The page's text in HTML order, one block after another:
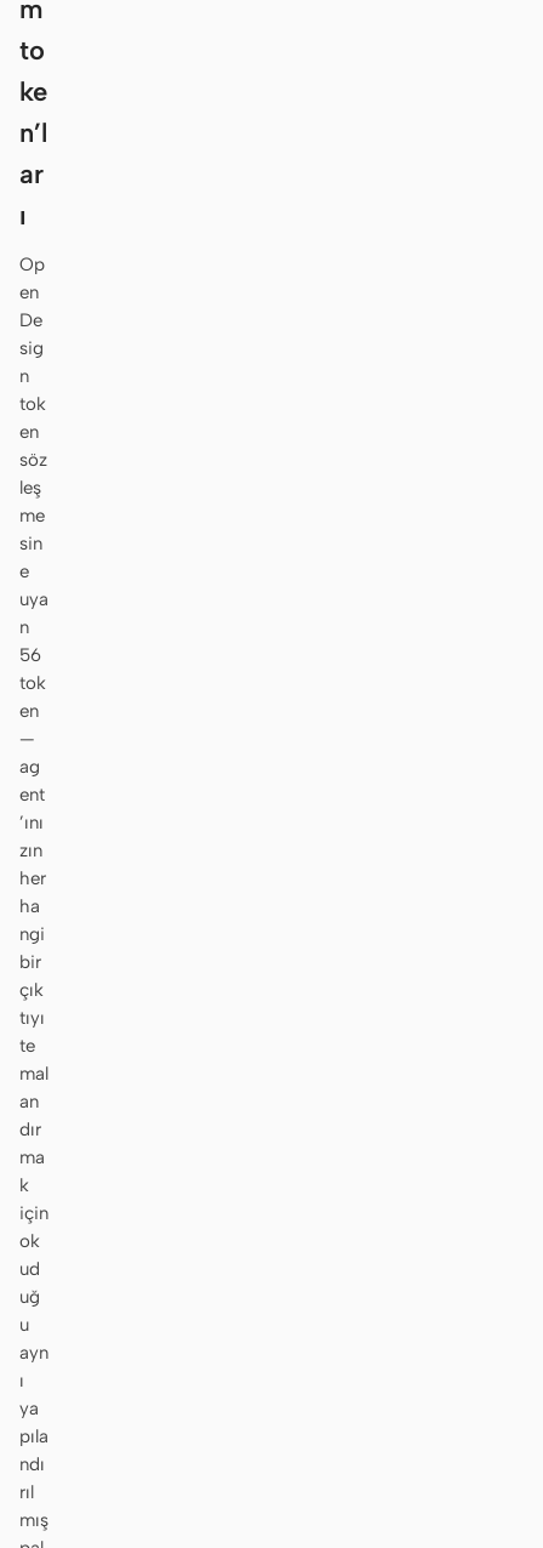
m
to
ke
n’l
ar
ı
Op
en
De
sig
n
tok
en
söz
leş
me
sin
e
uya
n
56
tok
en
—
ag
ent
’ını
zın
her
ha
ngi
bir
çık
tıyı
te
mal
an
dır
ma
k
için
ok
ud
uğ
u
ayn
ı
ya
pıla
ndı
rıl
mış